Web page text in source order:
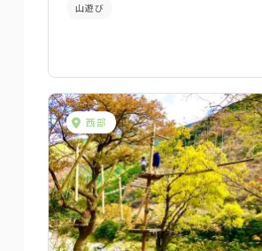
山遊び
西部